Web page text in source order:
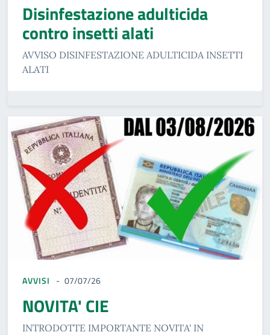
Disinfestazione adulticida
contro insetti alati
AVVISO DISINFESTAZIONE ADULTICIDA INSETTI
ALATI
AVVISI 07/07/26
NOVITA' CIE
INTRODOTTE IMPORTANTE NOVITA' IN